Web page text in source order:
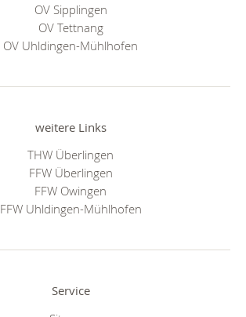
OV Sipplingen
OV Tettnang
OV Uhldingen-Mühlhofen
weitere Links
THW Überlingen
FFW Überlingen
FFW Owingen
FFW Uhldingen-Mühlhofen
Service